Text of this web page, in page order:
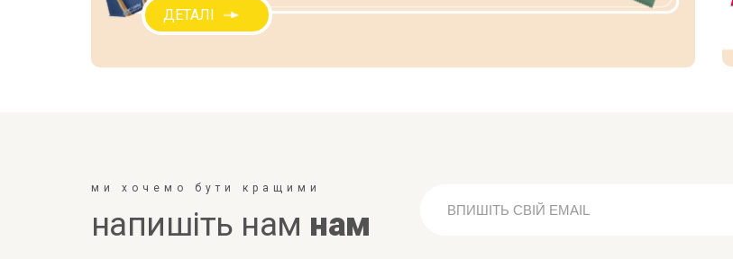
ДЕТАЛІ
ми хочемо бути кращими
напишіть нам нам